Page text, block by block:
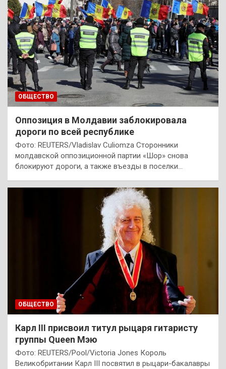
ОБЩЕСТВО
Оппозиция в Молдавии заблокировала
дороги по всей республике
Фото: REUTERS/Vladislav Culiomza Сторонники
молдавской оппозиционной партии «Шор» снова
блокируют дороги, а также въезды в поселки…
ОБЩЕСТВО
Карл III присвоил титул рыцаря гитаристу
группы Queen Мэю
Фото: REUTERS/Pool/Victoria Jones Король
Великобритании Карл III посвятил в рыцари-бакалавры